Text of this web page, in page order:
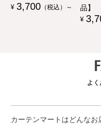
¥ 3,700 （税込）～
品】
¥
よ
カーテンマートはどんなお